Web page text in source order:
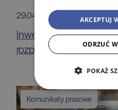
29.04.2026
Inwestor Jet Industrial
rozpoczyna budowę .
Komunikaty prasowe
AKCEPTUJ
ODRZUĆ
POKAŻ